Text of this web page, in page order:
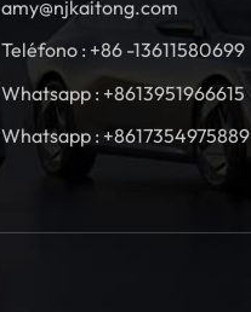
amy@njkaitong.com
Teléfono : +86 -13611580699
Whatsapp : +8613951966615
Whatsapp : +8617354975889